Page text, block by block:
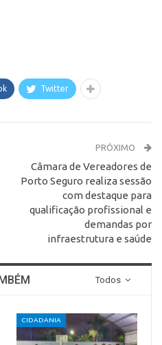
Twitter
PRÓXIMO
Câmara de Vereadores de
Porto Seguro realiza sessão
com destaque para
qualificação profissional e
demandas por
infraestrutura e saúde
Todos
CIDADANIA